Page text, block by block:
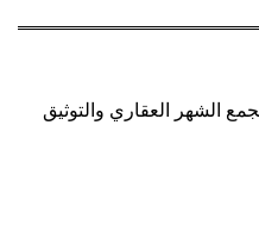
الشهر العقاري والتوثيق